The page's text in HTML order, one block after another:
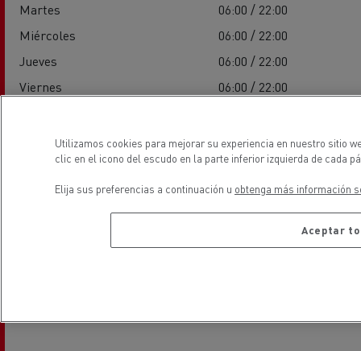
Martes
06:00 / 22:00
Miércoles
06:00 / 22:00
Jueves
06:00 / 22:00
Viernes
06:00 / 22:00
Domingo
-
ubicación
Utilizamos cookies para mejorar su experiencia en nuestro sitio
clic en el icono del escudo en la parte inferior izquierda de cada
Elija sus preferencias a continuación u obtenga más información
Aceptar